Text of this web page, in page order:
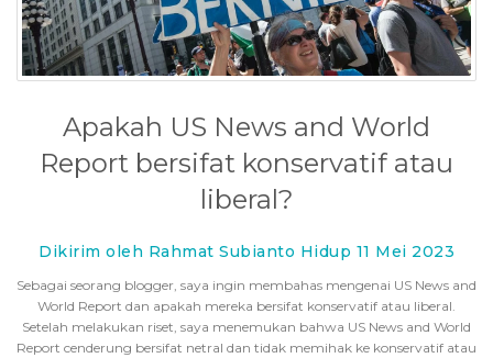
Apakah US News and World
Report bersifat konservatif atau
liberal?
Dikirim oleh Rahmat Subianto Hidup 11 Mei 2023
Sebagai seorang blogger, saya ingin membahas mengenai US News and
World Report dan apakah mereka bersifat konservatif atau liberal.
Setelah melakukan riset, saya menemukan bahwa US News and World
Report cenderung bersifat netral dan tidak memihak ke konservatif atau